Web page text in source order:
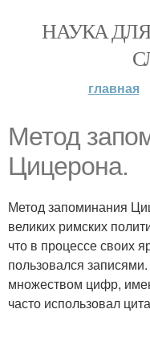
НАУКА
главная
Метод
Цицерона.
Метод запоминания
великих римских
что в процессе своих
пользовался
множеством цифр,
часто использовал